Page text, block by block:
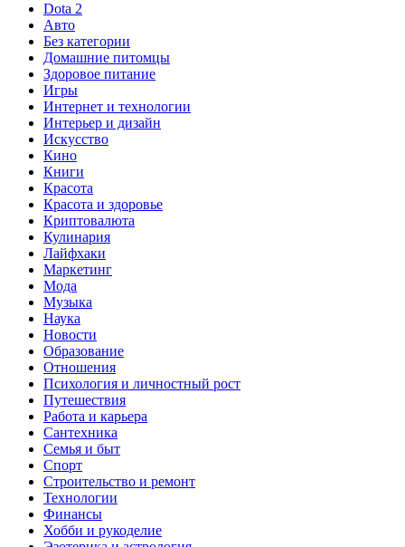
Dota 2
Авто
Без категории
Домашние питомцы
Здоровое питание
Игры
Интернет и технологии
Интерьер и дизайн
Искусство
Кино
Книги
Красота
Красота и здоровье
Криптовалюта
Кулинария
Лайфхаки
Маркетинг
Мода
Музыка
Наука
Новости
Образование
Отношения
Психология и личностный рост
Путешествия
Работа и карьера
Сантехника
Семья и быт
Спорт
Строительство и ремонт
Технологии
Финансы
Хобби и рукоделие